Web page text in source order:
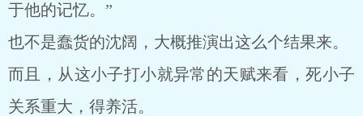
于他的记忆。”
也不是蠢货的沈阔，大概推演出这么个结果来。
而且，从这小子打小就异常的天赋来看，死小子
关系重大，得养活。